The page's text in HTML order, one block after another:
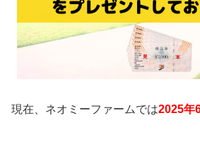
現在、ネオミーファームでは2025年